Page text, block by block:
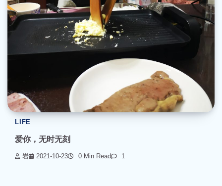
LIFE
爱你，无时无刻
岩 2021-10-23 0 Min Read 1